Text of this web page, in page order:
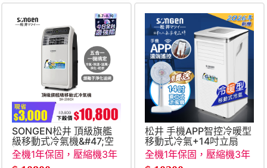
SONGEN松井 頂級旗艦
級移動式冷氣機&#47;空
調
全機1年保固，壓縮機3年
松井 手機APP智控冷暖型
移動式冷氣+14吋立扇
全機1年保固，壓縮機3年